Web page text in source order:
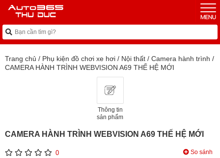
Trang chủ / Phụ kiện đồ chơi xe hơi / Nội thất / Camera hành trình /
CAMERA HÀNH TRÌNH WEBVISION A69 THẾ HỆ MỚI
Thông tin
sản phẩm
CAMERA HÀNH TRÌNH WEBVISION A69 THẾ HỆ MỚI
0 So sánh